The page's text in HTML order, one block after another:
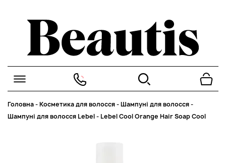
Головна-Косметика для волосся-Шампуні для волосся-
Шампуні для волосся Lebel- Lebel Cool Orange Hair Soap Cool